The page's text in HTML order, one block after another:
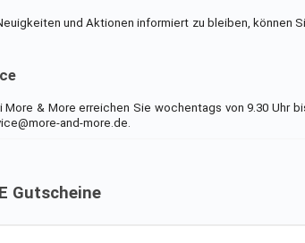
und Aktionen informiert zu bleiben, können
& More erreichen Sie wochentags von 9.30 Uhr
and-more.de.
Gutscheine